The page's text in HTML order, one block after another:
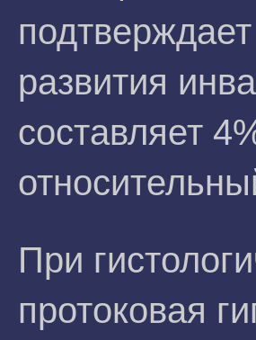
развития
составляет
При
протоковая